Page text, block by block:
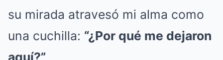
su mirada atravesó mi alma como
una cuchilla: “¿Por qué me dejaron
aquí?”